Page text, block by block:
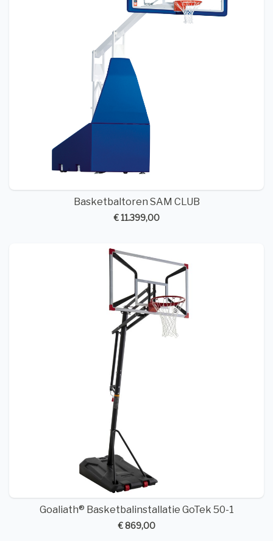
Basketbaltoren SAM CLUB
€ 11.399,00
Goaliath® Basketbalinstallatie GoTek 50-1
€ 869,00